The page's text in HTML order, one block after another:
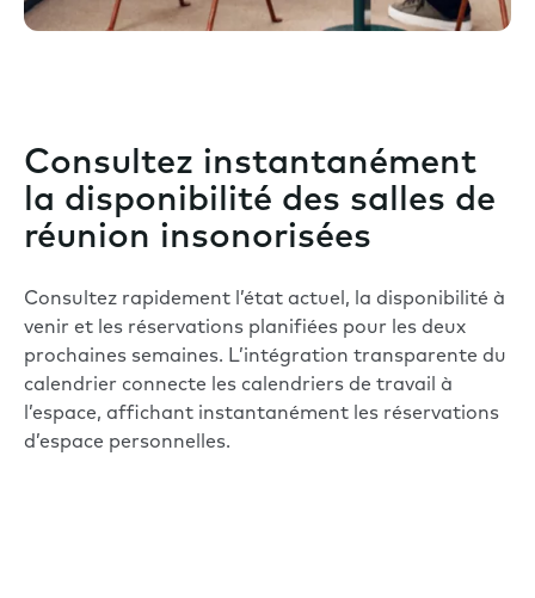
Consultez instantanément
la disponibilité des salles de
réunion insonorisées
Consultez rapidement l’état actuel, la disponibilité à
venir et les réservations planifiées pour les deux
prochaines semaines. L’intégration transparente du
calendrier connecte les calendriers de travail à
l’espace, affichant instantanément les réservations
d’espace personnelles.